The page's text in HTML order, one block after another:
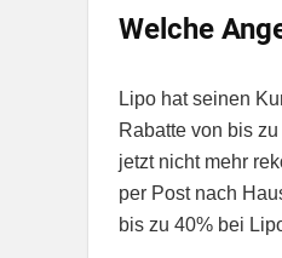
Welche
Lipo hat seinen
Rabatte von bis
jetzt nicht mehr
per Post nach
bis zu 40% bei